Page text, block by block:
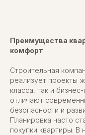
Преимущества
комфорт
Строительная
реализует проекты
класса, так и
отличают
безопасности и
Планировка часто
покупки квартиры. В